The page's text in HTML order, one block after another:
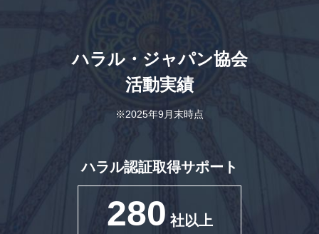
ハラル・ジャパン協会
活動実績
※2025年9月末時点
ハラル認証取得サポート
280 社以上